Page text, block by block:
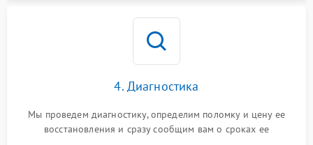
4. Диагностика
Мы проведем диагностику, определим поломку и цену ее
восстановления и сразу сообщим вам о сроках ее